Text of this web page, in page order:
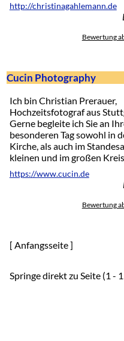
http://christinagahlemann.de
Bewertung
Cucin Photography
Ich bin Christian Prerauer,
Hochzeitsfotograf aus
Gerne begleite ich Sie an
besonderen Tag sowohl in
Kirche, als auch im
kleinen und im großen Kreis.
https://www.cucin.de
Bewertung
[ Anfangsseite ]
Springe direkt zu Seite (1 -